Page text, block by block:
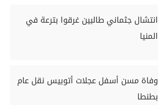
انتشال جثماني طالبين غرقوا بترعة في
المنيا
وفاة مسن أسفل عجلات أتوبيس نقل عام
بطنطا